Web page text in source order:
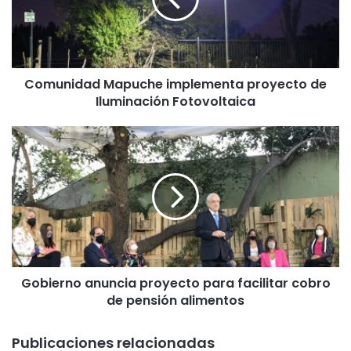
d
d
u
c
h
e
i
m
p
l
e
a
Comunidad Mapuche implementa proyecto de
Iluminación Fotovoltaica
G
o
b
i
e
r
n
o
a
i
Gobierno anuncia proyecto para facilitar cobro
de pensión alimentos
Publicaciones relacionadas